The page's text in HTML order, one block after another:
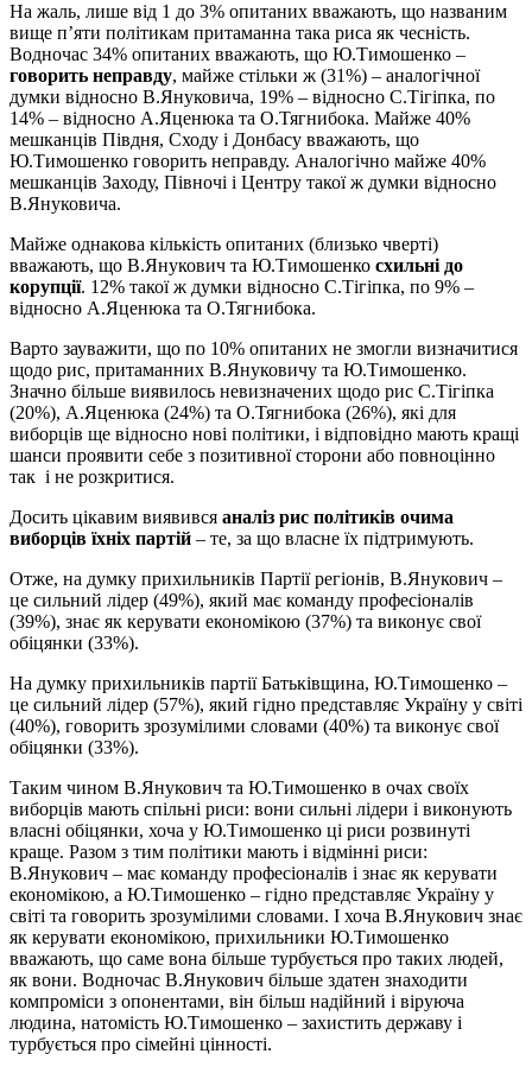
На жаль, лише від 1 до 3% опитаних вважають, що названим
вище п’яти політикам притаманна така риса як чесність.
Водночас 34% опитаних вважають, що Ю.Тимошенко –
говорить неправду, майже стільки ж (31%) – аналогічної
думки відносно В.Януковича, 19% – відносно С.Тігіпка, по
14% – відносно А.Яценюка та О.Тягнибока. Майже 40%
мешканців Півдня, Сходу і Донбасу вважають, що
Ю.Тимошенко говорить неправду. Аналогічно майже 40%
мешканців Заходу, Півночі і Центру такої ж думки відносно
В.Януковича.
Майже однакова кількість опитаних (близько чверті)
вважають, що В.Янукович та Ю.Тимошенко схильні до
корупції. 12% такої ж думки відносно С.Тігіпка, по 9% –
відносно А.Яценюка та О.Тягнибока.
Варто зауважити, що по 10% опитаних не змогли визначитися
щодо рис, притаманних В.Януковичу та Ю.Тимошенко.
Значно більше виявилось невизначених щодо рис С.Тігіпка
(20%), А.Яценюка (24%) та О.Тягнибока (26%), які для
виборців ще відносно нові політики, і відповідно мають кращі
шанси проявити себе з позитивної сторони або повноцінно
так і не розкритися.
Досить цікавим виявився аналіз рис політиків очима
виборців їхніх партій – те, за що власне їх підтримують.
Отже, на думку прихильників Партії регіонів, В.Янукович –
це сильний лідер (49%), який має команду професіоналів
(39%), знає як керувати економікою (37%) та виконує свої
обіцянки (33%).
На думку прихильників партії Батьківщина, Ю.Тимошенко –
це сильний лідер (57%), який гідно представляє Україну у світі
(40%), говорить зрозумілими словами (40%) та виконує свої
обіцянки (33%).
Таким чином В.Янукович та Ю.Тимошенко в очах своїх
виборців мають спільні риси: вони сильні лідери і виконують
власні обіцянки, хоча у Ю.Тимошенко ці риси розвинуті
краще. Разом з тим політики мають і відмінні риси:
В.Янукович – має команду професіоналів і знає як керувати
економікою, а Ю.Тимошенко – гідно представляє Україну у
світі та говорить зрозумілими словами. І хоча В.Янукович знає
як керувати економікою, прихильники Ю.Тимошенко
вважають, що саме вона більше турбується про таких людей,
як вони. Водночас В.Янукович більше здатен знаходити
компроміси з опонентами, він більш надійний і віруюча
людина, натомість Ю.Тимошенко – захистить державу і
турбується про сімейні цінності.